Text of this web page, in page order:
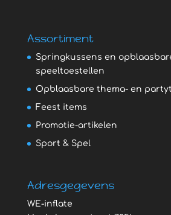
Assortiment
Springkussens en
speeltoestellen
Opblaasbare thema- en
Feest items
Promotie-artikelen
Sport & Spel
Adresgegevens
WE-inflate